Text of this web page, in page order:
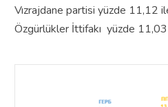
Vızrajdane partisi yüzde 11,12
Özgürlükler İttifakı yüzde 11,03